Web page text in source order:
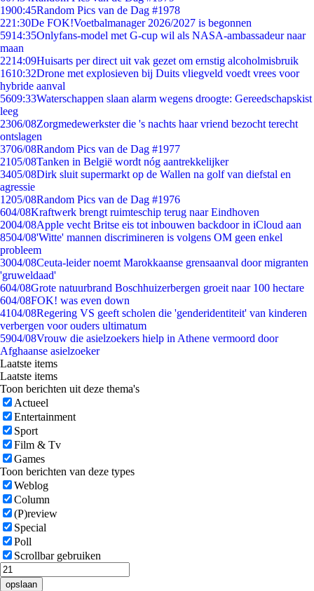
1900:45Random Pics van de Dag #1978
221:30De FOK!Voetbalmanager 2026/2027 is begonnen
5914:35Onlyfans-model met G-cup wil als NASA-ambassadeur naar
maan
2214:09Huisarts per direct uit vak gezet om ernstig alcoholmisbruik
1610:32Drone met explosieven bij Duits vliegveld voedt vrees voor
hybride aanval
5609:33Waterschappen slaan alarm wegens droogte: Gereedschapskist
leeg
2306/08Zorgmedewerkster die 's nachts haar vriend bezocht terecht
ontslagen
3706/08Random Pics van de Dag #1977
2105/08Tanken in België wordt nóg aantrekkelijker
3405/08Dirk sluit supermarkt op de Wallen na golf van diefstal en
agressie
1205/08Random Pics van de Dag #1976
604/08Kraftwerk brengt ruimteschip terug naar Eindhoven
2004/08Apple vecht Britse eis tot inbouwen backdoor in iCloud aan
8504/08'Witte' mannen discrimineren is volgens OM geen enkel
probleem
3004/08Ceuta-leider noemt Marokkaanse grensaanval door migranten
'gruweldaad'
604/08Grote natuurbrand Boschhuizerbergen groeit naar 100 hectare
604/08FOK! was even down
4104/08Regering VS geeft scholen die 'genderidentiteit' van kinderen
verbergen voor ouders ultimatum
5904/08Vrouw die asielzoekers hielp in Athene vermoord door
Afghaanse asielzoeker
Laatste items
Laatste items
Toon berichten uit deze thema's
Actueel
Entertainment
Sport
Film & Tv
Games
Toon berichten van deze types
Weblog
Column
(P)review
Special
Poll
Scrollbar gebruiken
opslaan